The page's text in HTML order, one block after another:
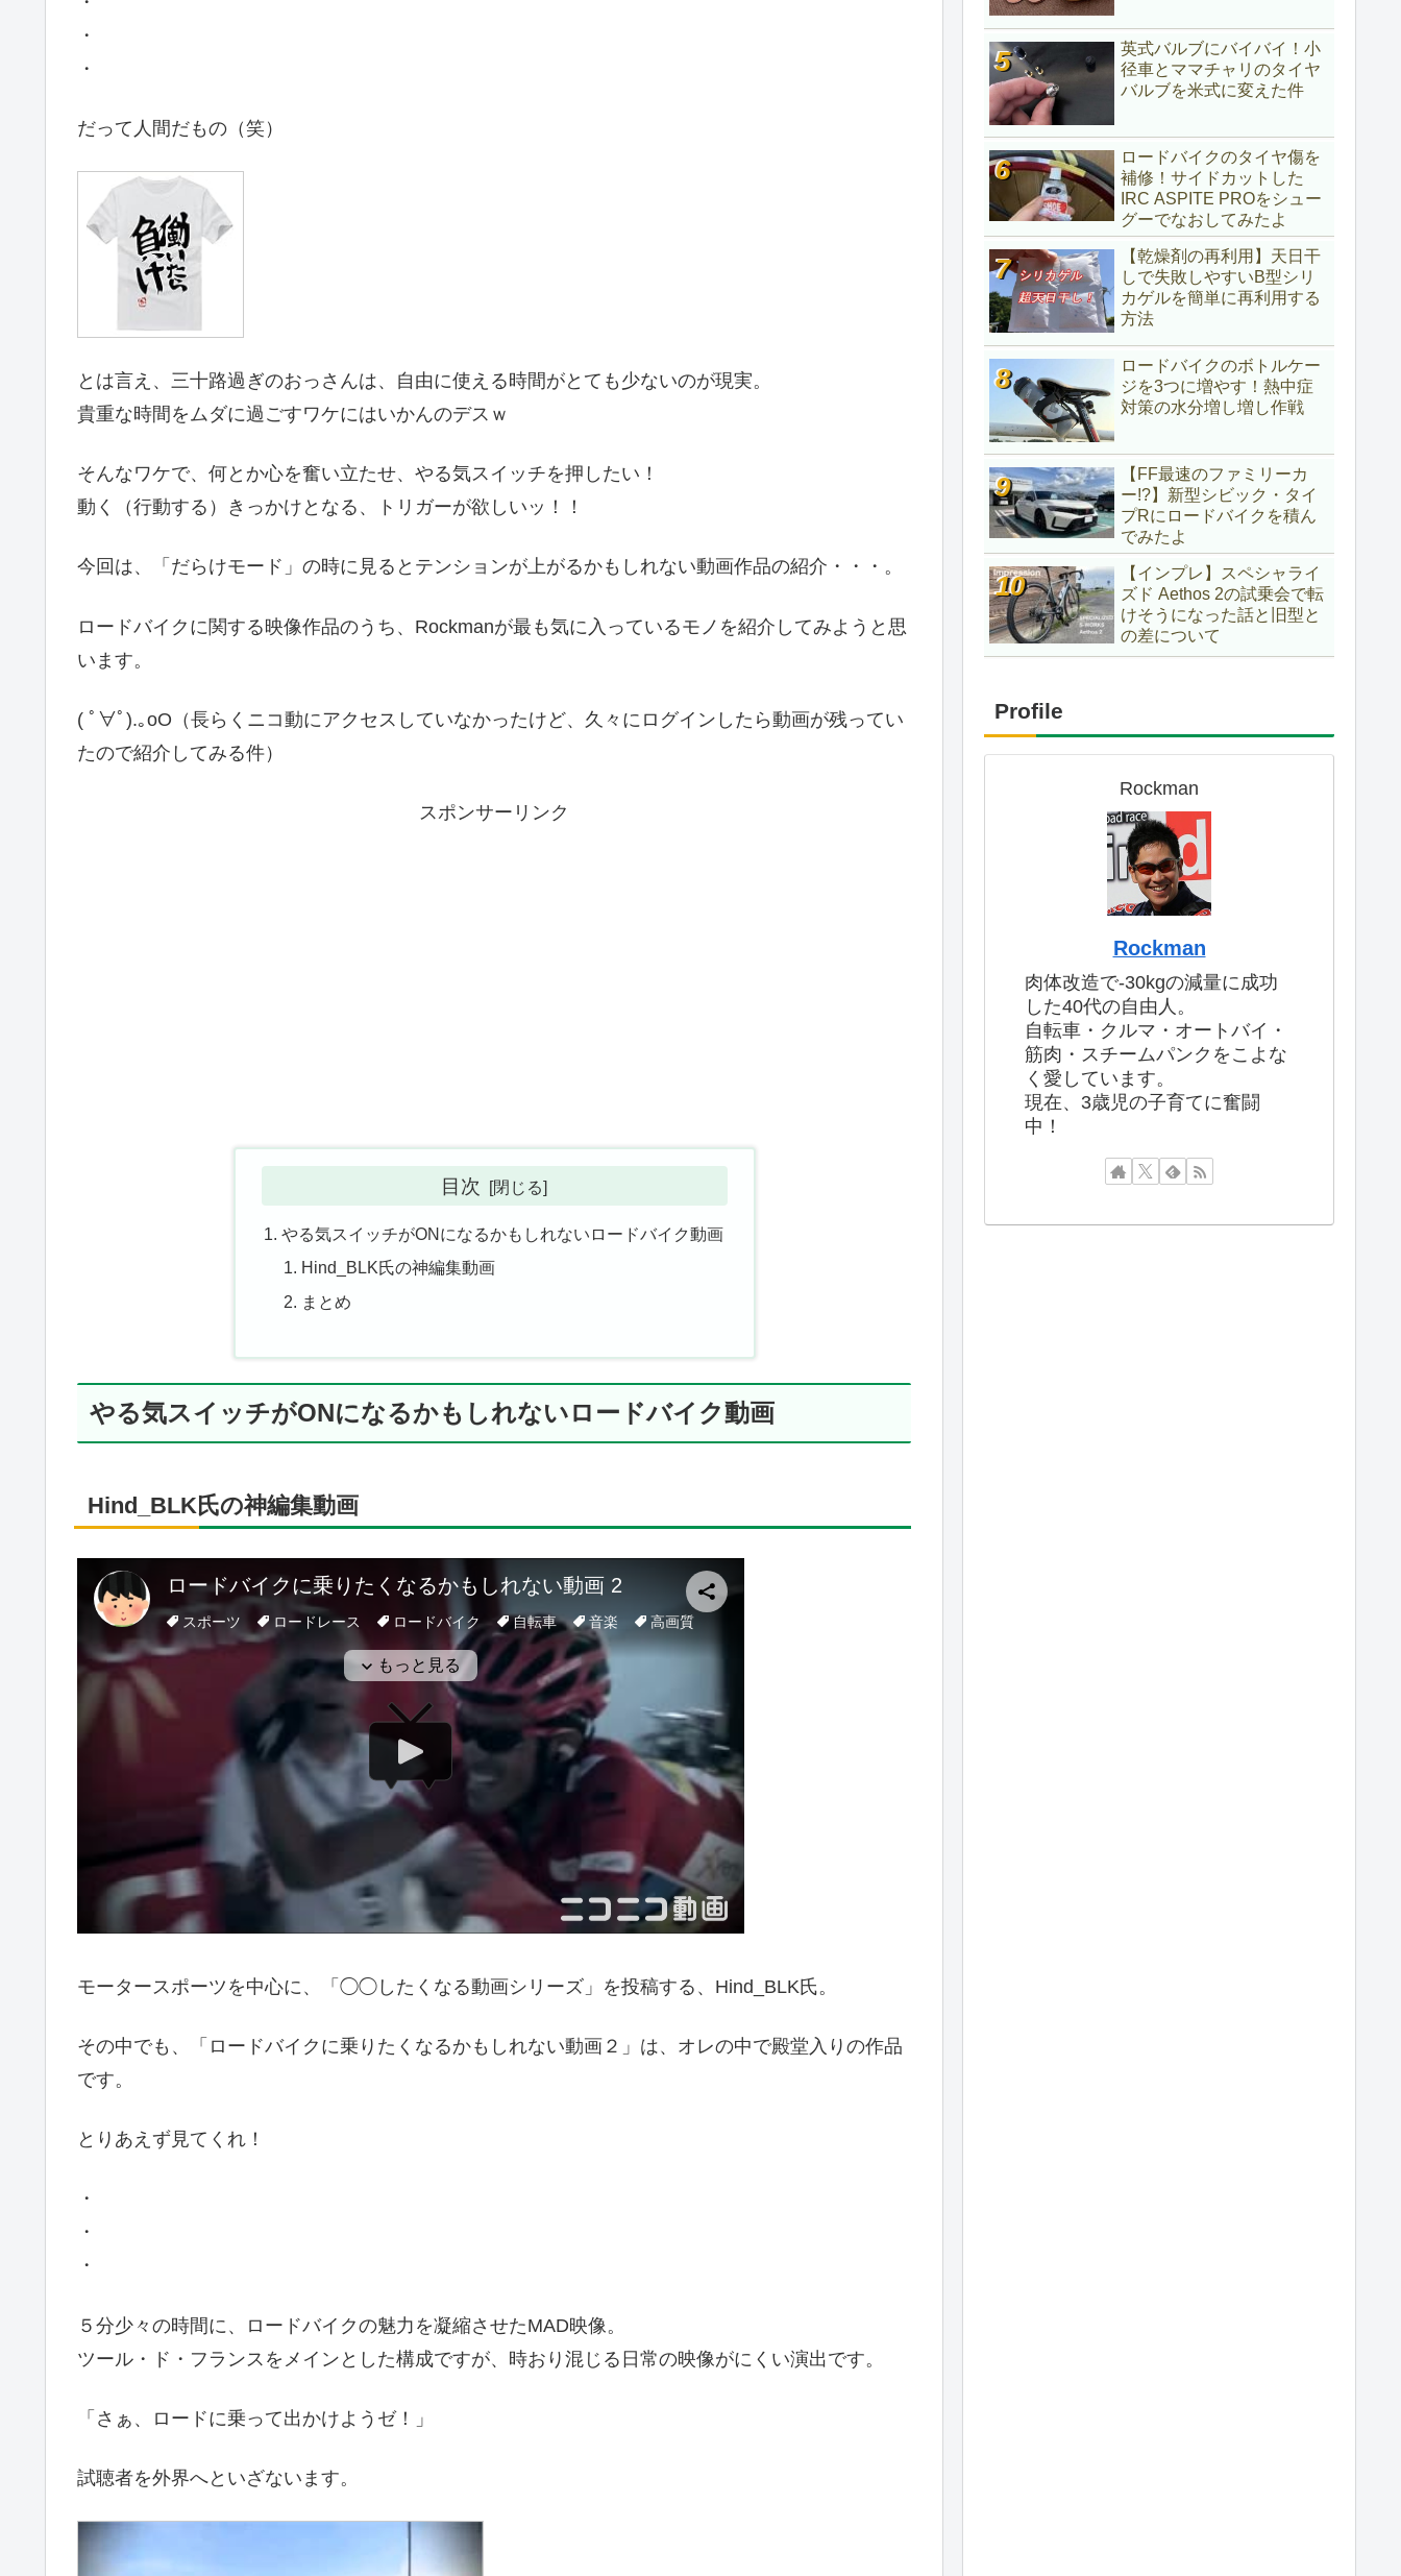
・
・
だって人間だもの（笑）
とは言え、三十路過ぎのおっさんは、自由に使える時間がとても少ないのが現実。
貴重な時間をムダに過ごすワケにはいかんのデスｗ
そんなワケで、何とか心を奮い立たせ、やる気スイッチを押したい！
動く（行動する）きっかけとなる、トリガーが欲しいッ！！
今回は、「だらけモード」の時に見るとテンションが上がるかもしれない動画作品の紹介・・・。
ロードバイクに関する映像作品のうち、Rockmanが最も気に入っているモノを紹介してみようと思
います。
( ﾟ∀ﾟ).｡oO（長らくニコ動にアクセスしていなかったけど、久々にログインしたら動画が残ってい
たので紹介してみる件）
スポンサーリンク
目次
やる気スイッチがONになるかもしれないロードバイク動画
Hind_BLK氏の神編集動画
まとめ
やる気スイッチがONになるかもしれないロードバイク動画
Hind_BLK氏の神編集動画
モータースポーツを中心に、「◯◯したくなる動画シリーズ」を投稿する、Hind_BLK氏。
その中でも、「ロードバイクに乗りたくなるかもしれない動画２」は、オレの中で殿堂入りの作品
です。
とりあえず見てくれ！
・
・
・
５分少々の時間に、ロードバイクの魅力を凝縮させたMAD映像。
ツール・ド・フランスをメインとした構成ですが、時おり混じる日常の映像がにくい演出です。
「さぁ、ロードに乗って出かけようゼ！」
試聴者を外界へといざないます。
英式バルブにバイバイ！小
径車とママチャリのタイヤ
バルブを米式に変えた件
ロードバイクのタイヤ傷を
補修！サイドカットした
IRC ASPITE PROをシュー
グーでなおしてみたよ
【乾燥剤の再利用】天日干
しで失敗しやすいB型シリ
カゲルを簡単に再利用する
方法
ロードバイクのボトルケー
ジを3つに増やす！熱中症
対策の水分増し増し作戦
【FF最速のファミリーカ
ー!?】新型シビック・タイ
プRにロードバイクを積ん
でみたよ
【インプレ】スペシャライ
ズド Aethos 2の試乗会で転
けそうになった話と旧型と
の差について
Profile
Rockman
Rockman
肉体改造で-30kgの減量に成功
した40代の自由人。
自転車・クルマ・オートバイ・
筋肉・スチームパンクをこよな
く愛しています。
現在、3歳児の子育てに奮闘
中！